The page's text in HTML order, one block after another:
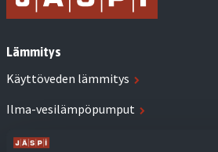
Lämmitys
Käyttöveden lämmitys
Ilma-vesilämpöpumput
Maalämpöpumput